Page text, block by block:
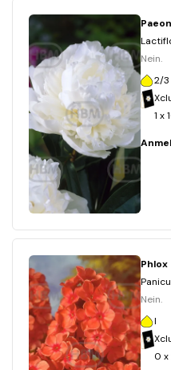
Nein.
2/3
1 x
Phlox
Nein.
I
0 x